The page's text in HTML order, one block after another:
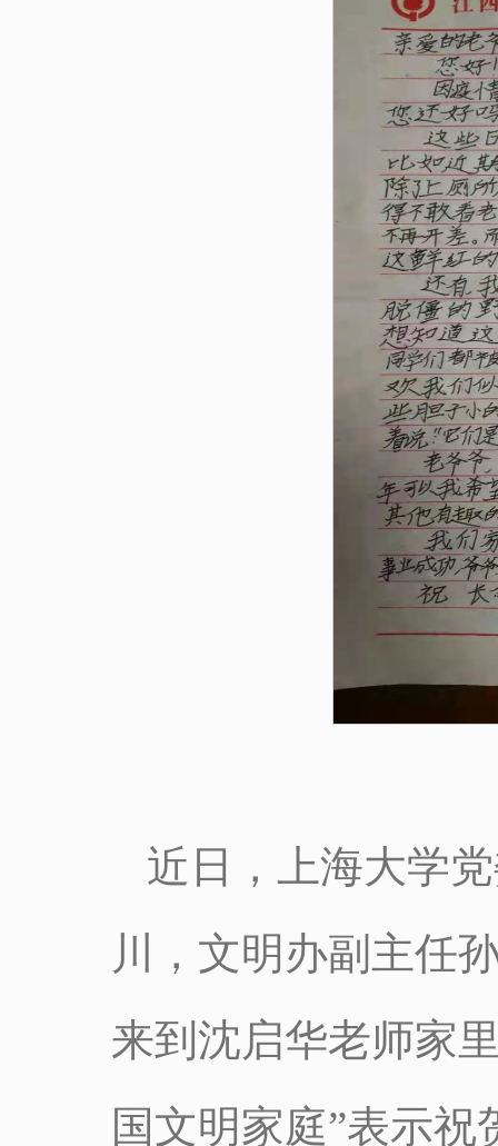
近日，上海大学
川，文明办副主任
来到沈启华老师家
国文明家庭”表示